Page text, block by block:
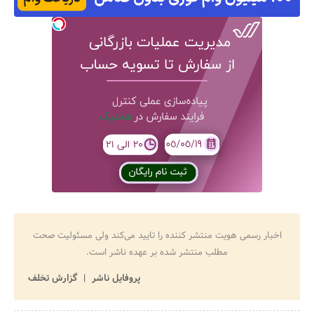
اخبار رسمی هویت منتشر کننده را تایید می‌کند ولی مسئولیت صحت
مطلب منتشر شده بر عهده ناشر است.
پروفایل ناشر
گزارش تخلف